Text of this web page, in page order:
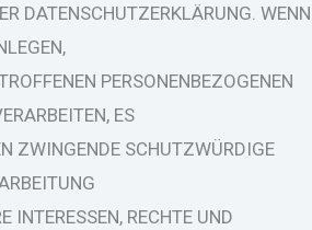
DATENSCHUTZERKLÄRUNG. WENN
PERSONENBEZOGENEN
ES
ZWINGENDE SCHUTZWÜRDIGE
INTERESSEN, RECHTE UND